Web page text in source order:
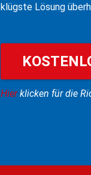
klügste Lösung
Hierklicken für die